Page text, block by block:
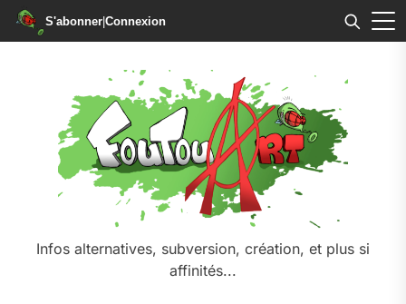
S'abonner|Connexion
Infos alternatives, subversion, création, et plus si
affinités...